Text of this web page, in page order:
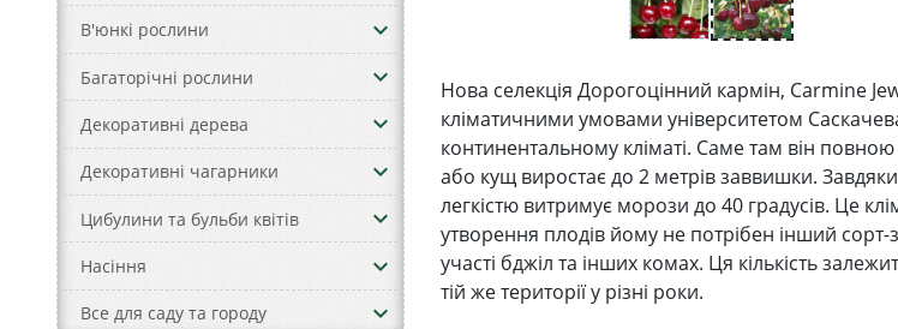
В'юнкі рослини keyboard_arrow_down
Багаторічні рослини keyboard_arrow_down
Декоративні дерева keyboard_arrow_down
Декоративні чагарники keyboard_arrow_down
Цибулини та бульби квітів keyboard_arrow_down
Насіння keyboard_arrow_down
Все для саду та городу keyboard_arrow_down
Нова селекція Дорогоцінний кармін, Carmine
кліматичними умовами університетом
континентальному кліматі. Саме там він
або кущ виростає до 2 метрів заввишки.
легкістю витримує морози до 40 градусів. Це
утворення плодів йому не потрібен інший
участі бджіл та інших комах. Ця кількість
тій же території у різні роки.